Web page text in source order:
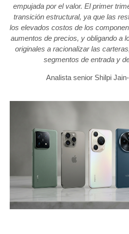
empujada por el valor. El primer
transición estructural, ya que las
los elevados costos de los
aumentos de precios, y obligando a
originales a racionalizar las
segmentos de entrada y
Analista senior Shilpi